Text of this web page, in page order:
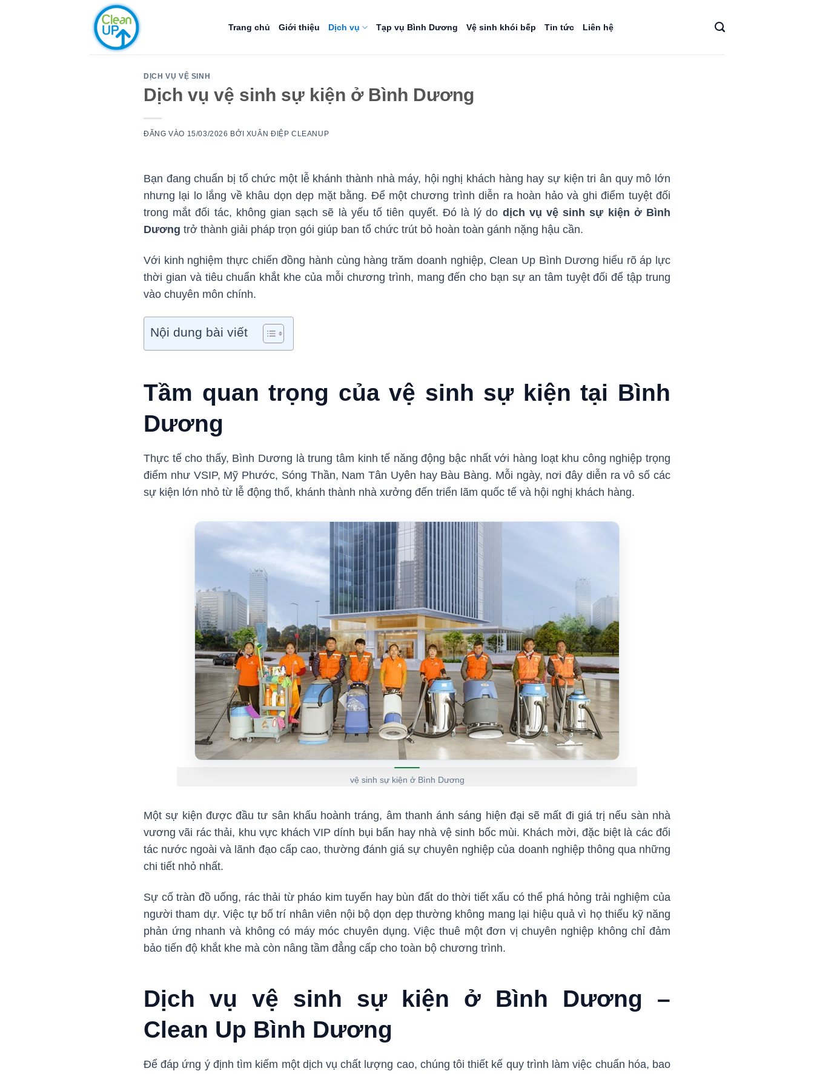
Trang chủ Giới thiệu Dịch vụ Tạp vụ Bình Dương Vệ sinh khói bếp Tin tức Liên hệ
DỊCH VỤ VỆ SINH
Dịch vụ vệ sinh sự kiện ở Bình Dương
ĐĂNG VÀO 15/03/2026 BỞI XUÂN ĐIỆP CLEANUP
Bạn đang chuẩn bị tổ chức một lễ khánh thành nhà máy, hội nghị khách hàng hay sự kiện tri ân quy mô lớn
nhưng lại lo lắng về khâu dọn dẹp mặt bằng. Để một chương trình diễn ra hoàn hảo và ghi điểm tuyệt đối
trong mắt đối tác, không gian sạch sẽ là yếu tố tiên quyết. Đó là lý do dịch vụ vệ sinh sự kiện ở Bình
Dương trở thành giải pháp trọn gói giúp ban tổ chức trút bỏ hoàn toàn gánh nặng hậu cần.
Với kinh nghiệm thực chiến đồng hành cùng hàng trăm doanh nghiệp, Clean Up Bình Dương hiểu rõ áp lực
thời gian và tiêu chuẩn khắt khe của mỗi chương trình, mang đến cho bạn sự an tâm tuyệt đối để tập trung
vào chuyên môn chính.
Nội dung bài viết
Tầm quan trọng của vệ sinh sự kiện tại Bình
Dương
Thực tế cho thấy, Bình Dương là trung tâm kinh tế năng động bậc nhất với hàng loạt khu công nghiệp trọng
điểm như VSIP, Mỹ Phước, Sóng Thần, Nam Tân Uyên hay Bàu Bàng. Mỗi ngày, nơi đây diễn ra vô số các
sự kiện lớn nhỏ từ lễ động thổ, khánh thành nhà xưởng đến triển lãm quốc tế và hội nghị khách hàng.
vệ sinh sự kiện ở Bình Dương
Một sự kiện được đầu tư sân khấu hoành tráng, âm thanh ánh sáng hiện đại sẽ mất đi giá trị nếu sàn nhà
vương vãi rác thải, khu vực khách VIP dính bụi bẩn hay nhà vệ sinh bốc mùi. Khách mời, đặc biệt là các đối
tác nước ngoài và lãnh đạo cấp cao, thường đánh giá sự chuyên nghiệp của doanh nghiệp thông qua những
chi tiết nhỏ nhất.
Sự cố tràn đồ uống, rác thải từ pháo kim tuyến hay bùn đất do thời tiết xấu có thể phá hỏng trải nghiệm của
người tham dự. Việc tự bố trí nhân viên nội bộ dọn dẹp thường không mang lại hiệu quả vì họ thiếu kỹ năng
phản ứng nhanh và không có máy móc chuyên dụng. Việc thuê một đơn vị chuyên nghiệp không chỉ đảm
bảo tiến độ khắt khe mà còn nâng tầm đẳng cấp cho toàn bộ chương trình.
Dịch vụ vệ sinh sự kiện ở Bình Dương –
Clean Up Bình Dương
Để đáp ứng ý định tìm kiếm một dịch vụ chất lượng cao, chúng tôi thiết kế quy trình làm việc chuẩn hóa, bao